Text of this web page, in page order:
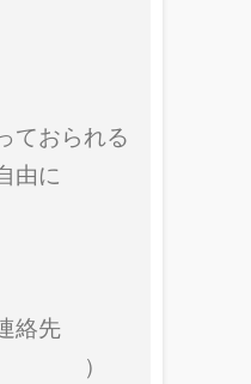
ておられる
由に
絡先